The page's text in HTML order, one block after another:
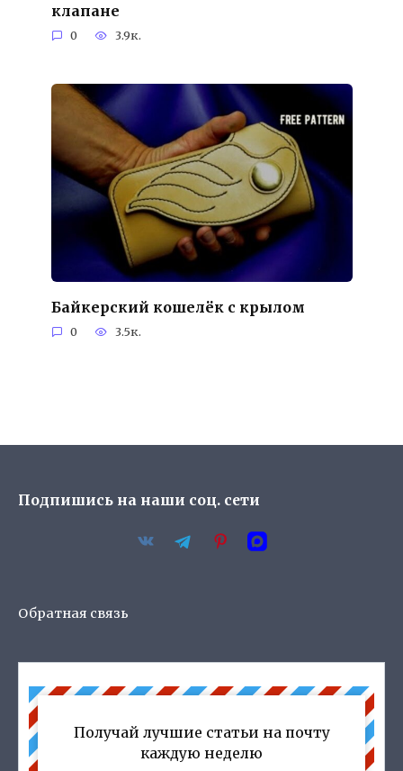
клапане
0 3.9к.
Байкерский кошелёк с крылом
0 3.5к.
Подпишись на наши соц. сети
Обратная связь
Получай лучшие статьи на почту
каждую неделю